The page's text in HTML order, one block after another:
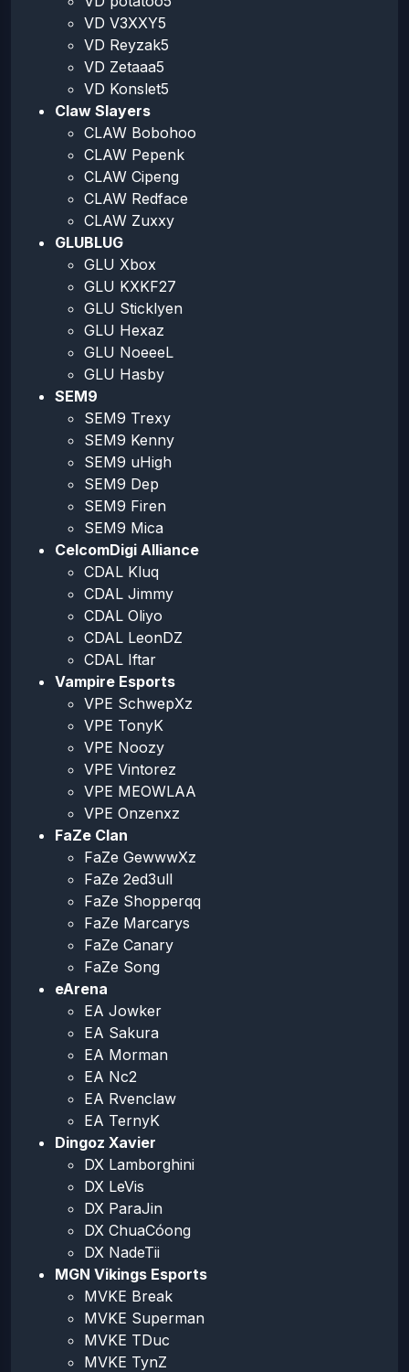
VD V3XXY5
VD Reyzak5
VD Zetaaa5
VD Konslet5
Claw Slayers
CLAW Bobohoo
CLAW Pepenk
CLAW Cipeng
CLAW Redface
CLAW Zuxxy
GLUBLUG
GLU Xbox
GLU KXKF27
GLU Sticklyen
GLU Hexaz
GLU NoeeeL
GLU Hasby
SEM9
SEM9 Trexy
SEM9 Kenny
SEM9 uHigh
SEM9 Dep
SEM9 Firen
SEM9 Mica
CelcomDigi Alliance
CDAL Kluq
CDAL Jimmy
CDAL Oliyo
CDAL LeonDZ
CDAL Iftar
Vampire Esports
VPE SchwepXz
VPE TonyK
VPE Noozy
VPE Vintorez
VPE MEOWLAA
VPE Onzenxz
FaZe Clan
FaZe GewwwXz
FaZe 2ed3ull
FaZe Shopperqq
FaZe Marcarys
FaZe Canary
FaZe Song
eArena
EA Jowker
EA Sakura
EA Morman
EA Nc2
EA Rvenclaw
EA TernyK
Dingoz Xavier
DX Lamborghini
DX LeVis
DX ParaJin
DX ChuaCóong
DX NadeTii
MGN Vikings Esports
MVKE Break
MVKE Superman
MVKE TDuc
MVKE TynZ